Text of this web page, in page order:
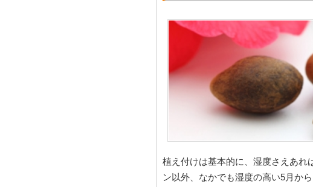
植え付けは基本的に、湿度さえあれ
ン以外、なかでも湿度の高い5月か